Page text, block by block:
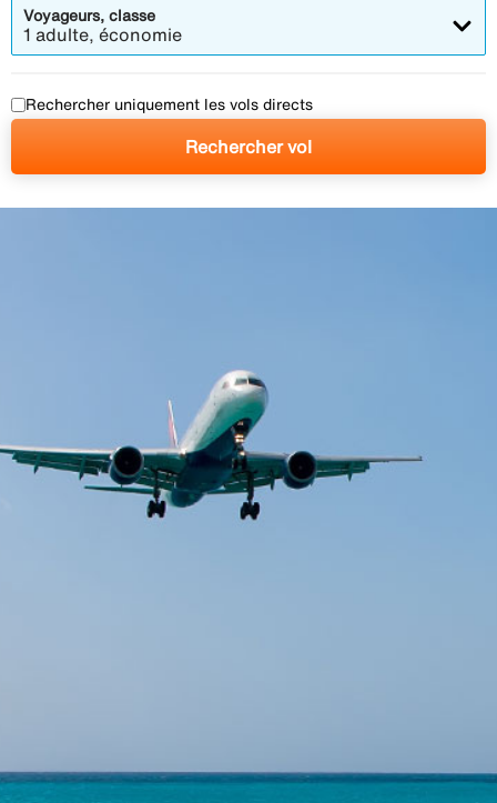
Voyageurs, classe
1 adulte, économie
Rechercher uniquement les vols directs
Rechercher vol